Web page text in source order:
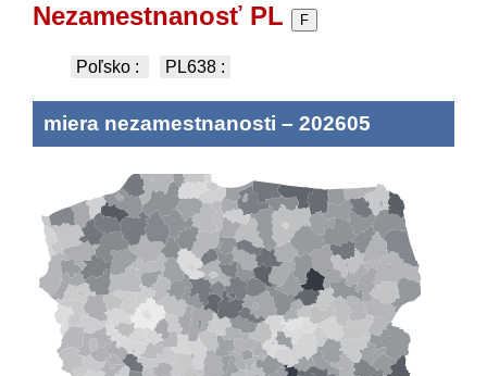
Nezamestnanosť PL F
Poľsko : PL638 :
miera nezamestnanosti – 202605